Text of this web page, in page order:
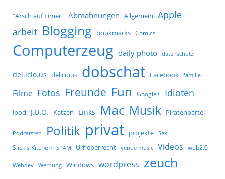
"Arsch auf Eimer" Abmahnungen Allgemein Apple
arbeit Blogging bookmarks Comics
Computerzeug daily photo datenschutz
del.icio.us delicious dobschat Facebook familie
Filme Fotos Freunde Fun Google+ Idioten
ipod J.B.O. Katzen Links Mac Musik Piratenpartei
Podcarsten Politik privat projekte Sex
Slick's Kitchen SPAM Urheberrecht venue music Videos web2.0
Webdev Werbung Windows wordpress zeuch